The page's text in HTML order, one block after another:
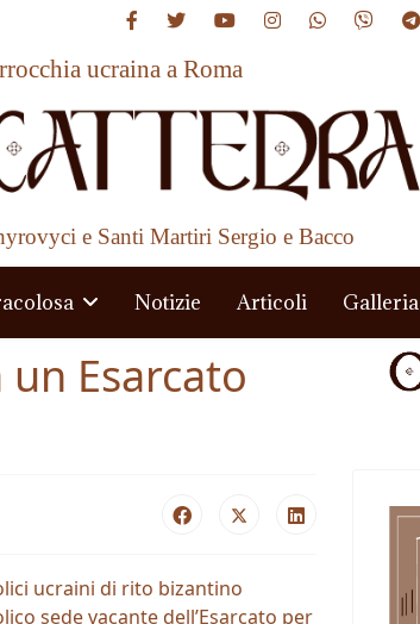
ucraina a Roma
e Santi Martiri Sergio e Bacco
Notizie Articoli Galleria
Esarcato
ucraini di rito bizantino
sede vacante dell’Esarcato per